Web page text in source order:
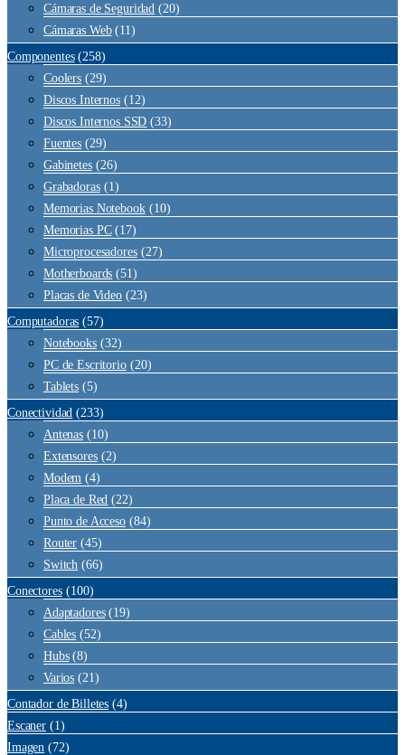
Cámaras de Seguridad (20)
Cámaras Web (11)
Componentes (258)
Coolers (29)
Discos Internos (12)
Discos Internos SSD (33)
Fuentes (29)
Gabinetes (26)
Grabadoras (1)
Memorias Notebook (10)
Memorias PC (17)
Microprocesadores (27)
Motherboards (51)
Placas de Video (23)
Computadoras (57)
Notebooks (32)
PC de Escritorio (20)
Tablets (5)
Conectividad (233)
Antenas (10)
Extensores (2)
Modem (4)
Placa de Red (22)
Punto de Acceso (84)
Router (45)
Switch (66)
Conectores (100)
Adaptadores (19)
Cables (52)
Hubs (8)
Varios (21)
Contador de Billetes (4)
Escaner (1)
Imagen (72)